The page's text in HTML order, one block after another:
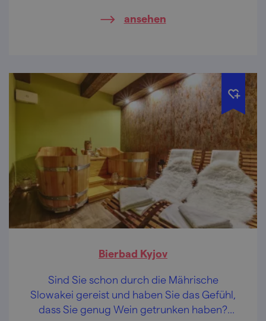
Pollauer Berge).
ansehen
Bierbad Kyjov
Sind Sie schon durch die Mährische
Slowakei gereist und haben Sie das Gefühl,
dass Sie genug Wein getrunken haben?